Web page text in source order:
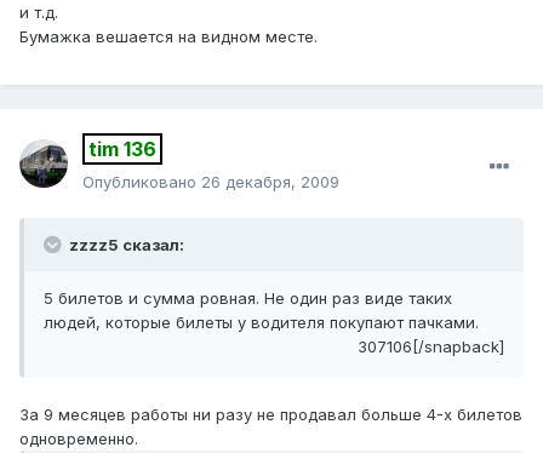
и т.д.
Бумажка вешается на видном месте.
tim 136
Опубликовано 26 декабря, 2009
zzzz5 сказал:
5 билетов и сумма ровная. Не один раз виде таких
людей, которые билеты у водителя покупают пачками.
307106[/snapback]
За 9 месяцев работы ни разу не продавал больше 4-х билетов
одновременно.